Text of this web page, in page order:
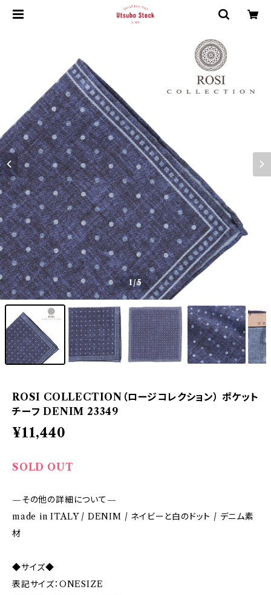
1/5
ROSI COLLECTION（ロージコレクション） ポケット
チーフ DENIM 23349
¥11,440
SOLD OUT
—その他の詳細について—
made in ITALY / DENIM / ネイビーと白のドット / デニム素
材
◆サイズ◆
表記サイズ：ONESIZE